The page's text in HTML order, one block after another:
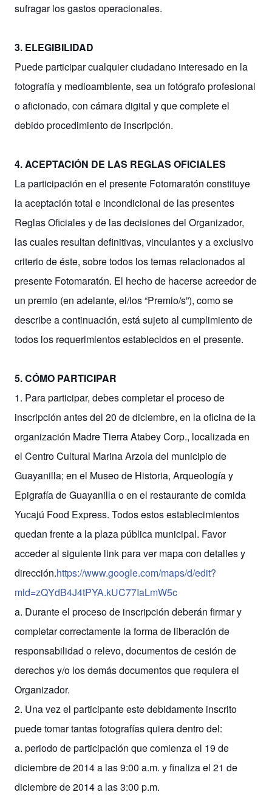
sufragar los gastos operacionales.
3. ELEGIBILIDAD
Puede participar cualquier ciudadano interesado en la
fotografía y medioambiente, sea un fotógrafo profesional
o aficionado, con cámara digital y que complete el
debido procedimiento de inscripción.
4. ACEPTACIÓN DE LAS REGLAS OFICIALES
La participación en el presente Fotomaratón constituye
la aceptación total e incondicional de las presentes
Reglas Oficiales y de las decisiones del Organizador,
las cuales resultan definitivas, vinculantes y a exclusivo
criterio de éste, sobre todos los temas relacionados al
presente Fotomaratón. El hecho de hacerse acreedor de
un premio (en adelante, el/los “Premio/s”), como se
describe a continuación, está sujeto al cumplimiento de
todos los requerimientos establecidos en el presente.
5. CÓMO PARTICIPAR
1. Para participar, debes completar el proceso de
inscripción antes del 20 de diciembre, en la oficina de la
organización Madre Tierra Atabey Corp., localizada en
el Centro Cultural Marina Arzola del municipio de
Guayanilla; en el Museo de Historia, Arqueología y
Epigrafía de Guayanilla o en el restaurante de comida
Yucajú Food Express. Todos estos establecimientos
quedan frente a la plaza pública municipal. Favor
acceder al siguiente link para ver mapa con detalles y
dirección.https://www.google.com/maps/d/edit?
mid=zQYdB4J4tPYA.kUC77IaLmW5c
a. Durante el proceso de inscripción deberán firmar y
completar correctamente la forma de liberación de
responsabilidad o relevo, documentos de cesión de
derechos y/o los demás documentos que requiera el
Organizador.
2. Una vez el participante este debidamente inscrito
puede tomar tantas fotografías quiera dentro del:
a. periodo de participación que comienza el 19 de
diciembre de 2014 a las 9:00 a.m. y finaliza el 21 de
diciembre de 2014 a las 3:00 p.m.